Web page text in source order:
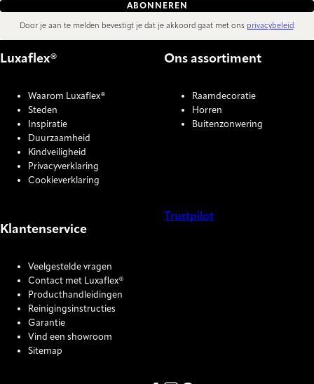
ABONNEREN
Door je aan te melden bevestigt je dat je akkoord gaat met ons privacybeleid.
Luxaflex®
Waarom Luxaflex®
Steden
Inspiratie
Duurzaamheid
Kindveiligheid
Privacyverklaring
Cookieverklaring
Ons assortiment
Raamdecoratie
Horren
Buitenzonwering
Klantenservice
Veelgestelde vragen
Contact met Luxaflex®
Producthandleidingen
Reinigingsinstructies
Garantie
Vind een showroom
Sitemap
Trustpilot